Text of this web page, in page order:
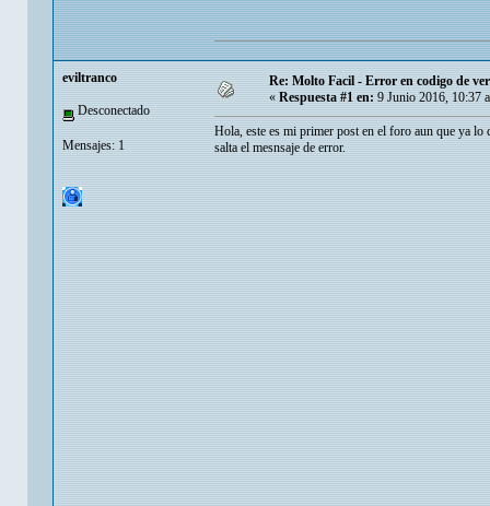
eviltranco
Desconectado
Mensajes: 1
Re: Molto Facil - Error en codigo de
« Respuesta #1 en: 9 Junio 2016, 10:37
Hola, este es mi primer post en el foro aun que ya
salta el mesnsaje de error.